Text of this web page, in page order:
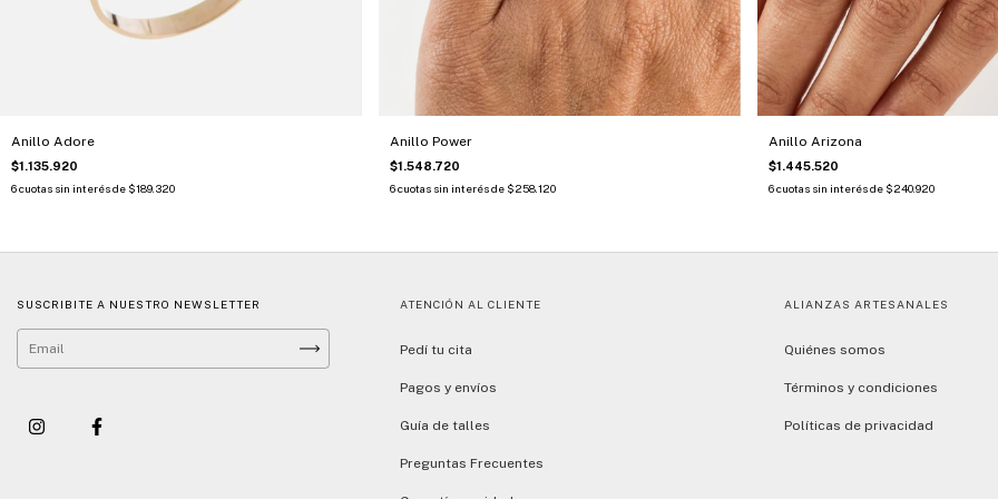
Anillo Adore
$1.135.920
6cuotas sin interés de $189.320
Anillo Power
$1.548.720
6cuotas sin interés de $258.120
Anillo Arizona
$1.445.520
6 cuotas sin interés de $240.920
SUSCRIBITE A NUESTRO NEWSLETTER ATENCIÓN AL CLIENTE
Pedí tu cita
Pagos y envíos
Guía de talles
Preguntas Frecuentes
ALIANZAS ARTESANALES
Quiénes somos
Términos y condiciones
Políticas de privacidad